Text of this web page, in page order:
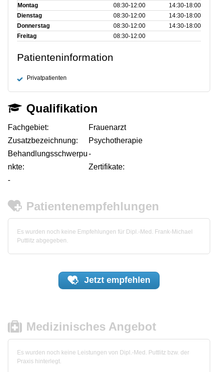
Montag 08:30‑12:00
14:30‑18:00
Dienstag
08:30‑12:00
14:30‑18:00
Donnerstag
08:30‑12:00
14:30‑18:00
Freitag
08:30‑12:00
Patienteninformation
Privatpatienten
Qualifikation
Fachgebiet:
Frauenarzt
Zusatzbezeichnung:
Psychotherapie
Behandlungsschwerpu
nkte:
-
Zertifikate:
-
Patientenempfehlungen
Es wurden noch keine Empfehlungen für Dipl.-Med. Frank-Michael
Puttlitz abgegeben.
Jetzt empfehlen
Medizinisches Angebot
Es wurden noch keine Leistungen von Dipl.-Med. Puttlitz bzw. der
Praxis hinterlegt.